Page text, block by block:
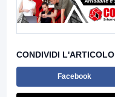
CONDIVIDI L'ARTICOLO
Facebook